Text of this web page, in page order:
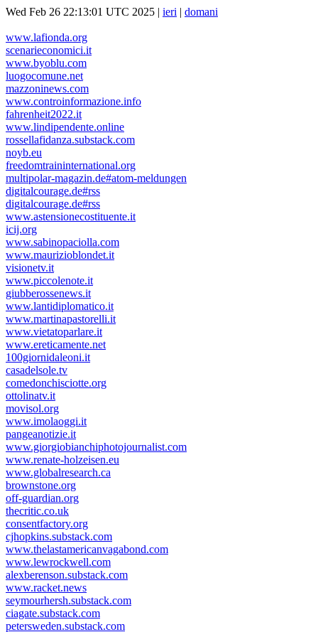
Wed Feb 26 22:13:01 UTC 2025 | ieri | domani
www.lafionda.org
scenarieconomici.it
www.byoblu.com
luogocomune.net
mazzoninews.com
www.controinformazione.info
fahrenheit2022.it
www.lindipendente.online
rossellafidanza.substack.com
noyb.eu
freedomtraininternational.org
multipolar-magazin.de#atom-meldungen
digitalcourage.de#rss
digitalcourage.de#rss
www.astensionecostituente.it
icij.org
www.sabinopaciolla.com
www.maurizioblondet.it
visionetv.it
www.piccolenote.it
giubberossenews.it
www.lantidiplomatico.it
www.martinapastorelli.it
www.vietatoparlare.it
www.ereticamente.net
100giornidaleoni.it
casadelsole.tv
comedonchisciotte.org
ottolinatv.it
movisol.org
www.imolaoggi.it
pangeanotizie.it
www.giorgiobianchiphotojournalist.com
www.renate-holzeisen.eu
www.globalresearch.ca
brownstone.org
off-guardian.org
thecritic.co.uk
consentfactory.org
cjhopkins.substack.com
www.thelastamericanvagabond.com
www.lewrockwell.com
alexberenson.substack.com
www.racket.news
seymourhersh.substack.com
ciagate.substack.com
petersweden.substack.com